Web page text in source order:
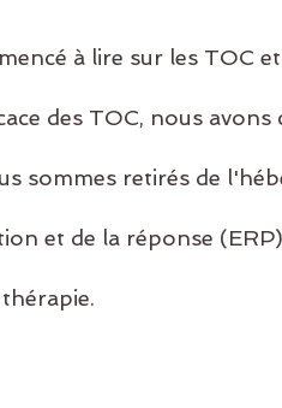
à lire sur les TOC
des TOC, nous avons
sommes retirés de
et de la réponse